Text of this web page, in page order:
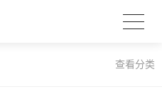
查看分类